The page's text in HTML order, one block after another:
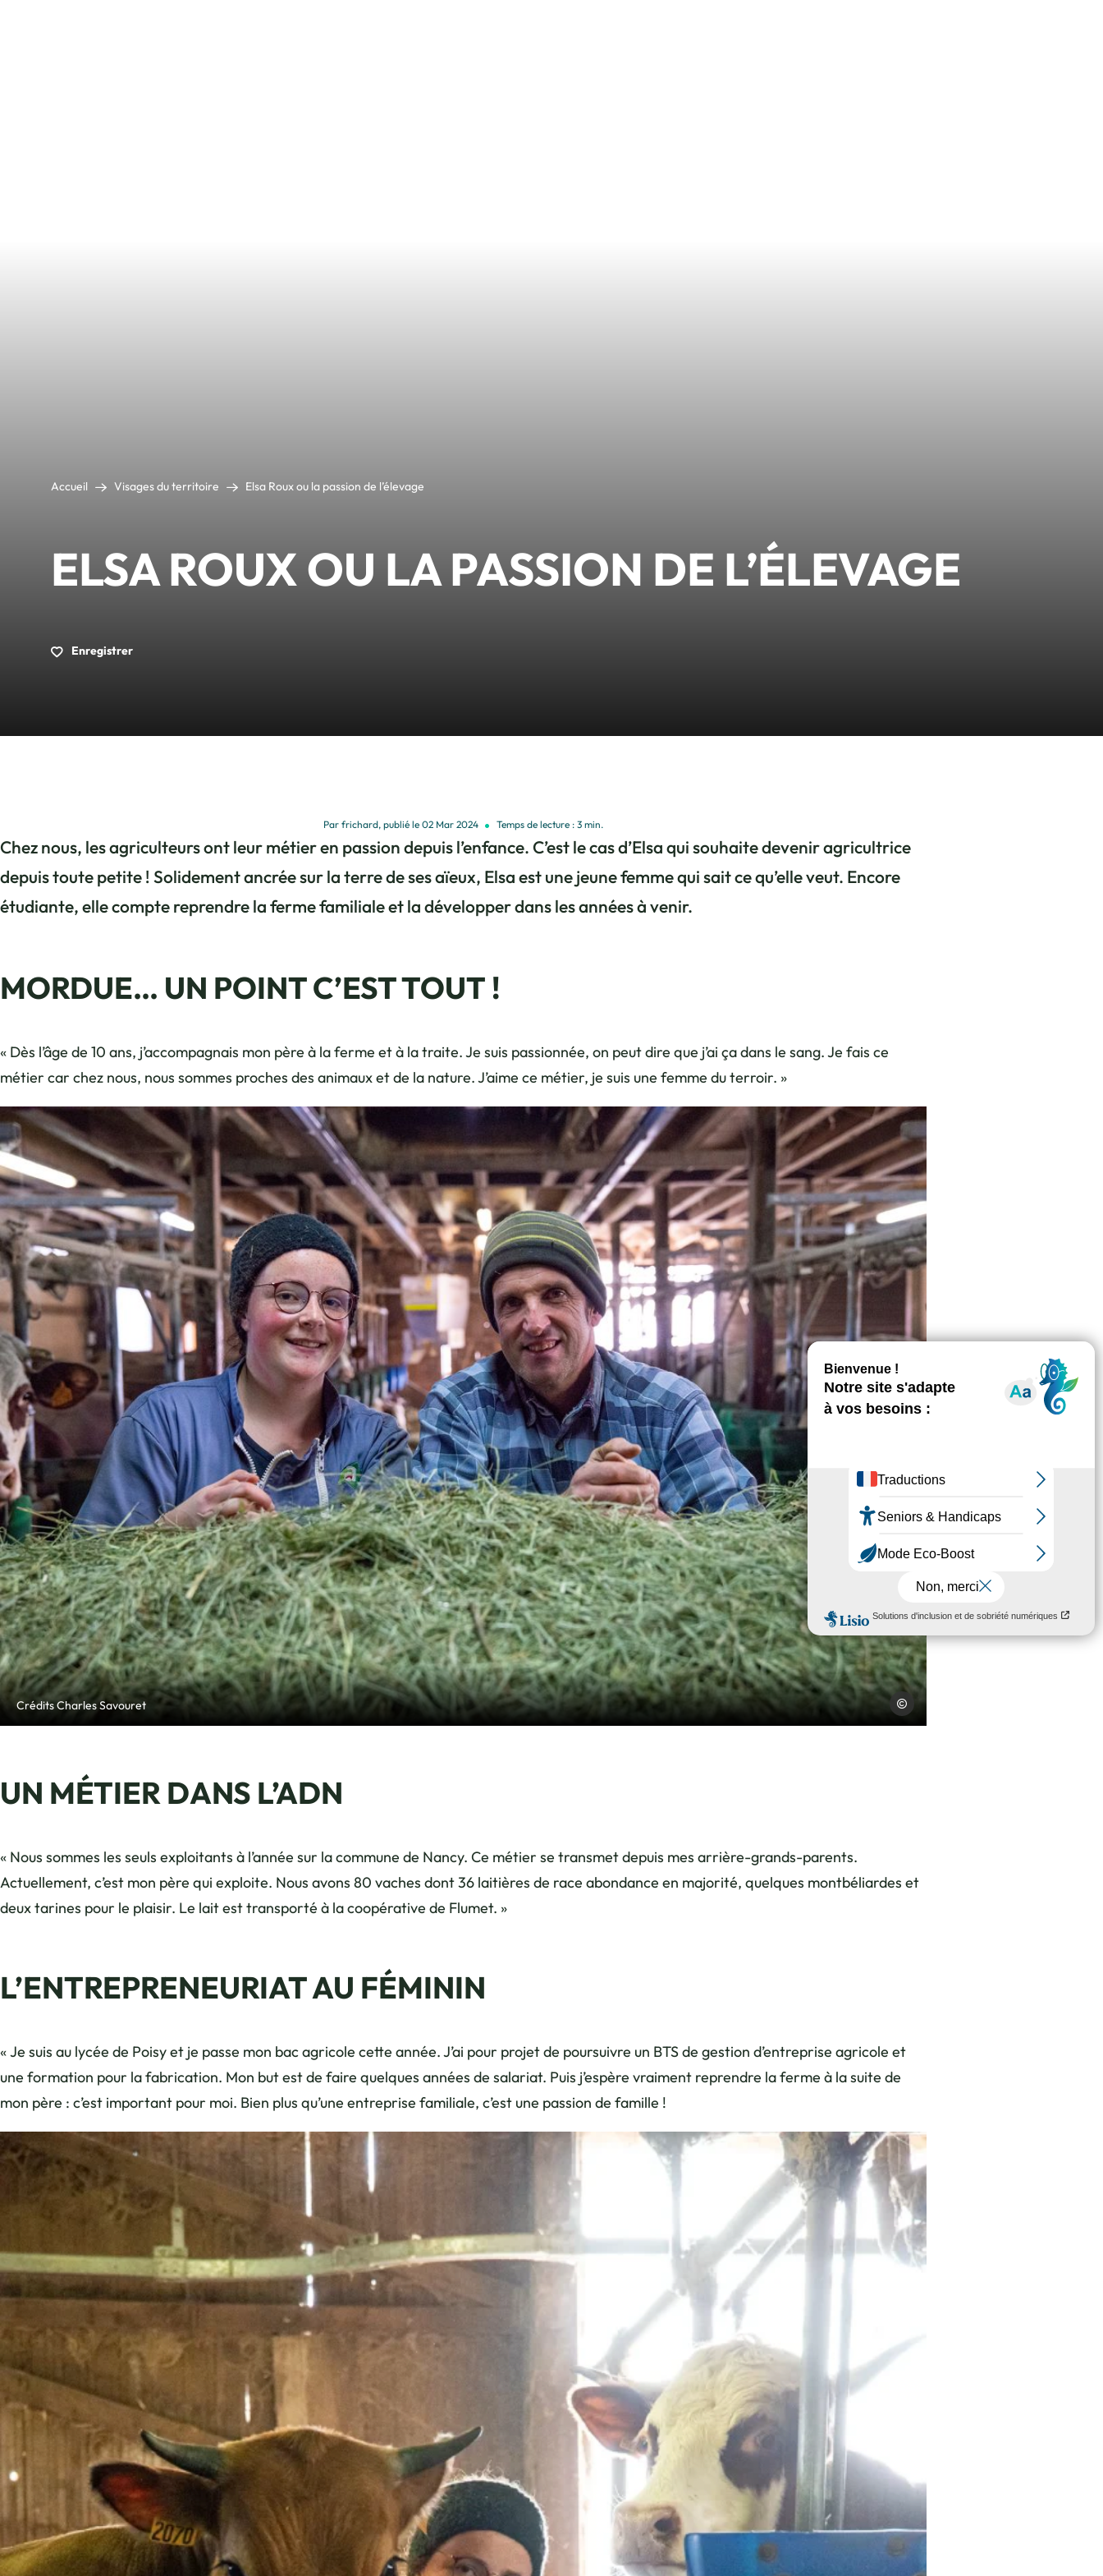
Accueil Visages du territoire Elsa Roux ou la passion de l’élevage
ELSA ROUX OU LA PASSION DE L’ÉLEVAGE
Enregistrer
Par frichard, publié le 02 Mar 2024 Temps de lecture : 3 min.
Chez nous, les agriculteurs ont leur métier en passion depuis l’enfance. C’est le cas d’Elsa qui souhaite devenir agricultrice
depuis toute petite ! Solidement ancrée sur la terre de ses aïeux, Elsa est une jeune femme qui sait ce qu’elle veut. Encore
étudiante, elle compte reprendre la ferme familiale et la développer dans les années à venir.
MORDUE… UN POINT C’EST TOUT !
« Dès l’âge de 10 ans, j’accompagnais mon père à la ferme et à la traite. Je suis passionnée, on peut dire que j’ai ça dans le sang. Je fais ce
métier car chez nous, nous sommes proches des animaux et de la nature. J’aime ce métier, je suis une femme du terroir. »
Crédits Charles SavouretElsa Roux, agriculture, Nancy-sur-Cluses, © Charles Savouret Charles Savouret
UN MÉTIER DANS L’ADN
« Nous sommes les seuls exploitants à l’année sur la commune de Nancy. Ce métier se transmet depuis mes arrière-grands-parents.
Actuellement, c’est mon père qui exploite. Nous avons 80 vaches dont 36 laitières de race abondance en majorité, quelques montbéliardes et
deux tarines pour le plaisir. Le lait est transporté à la coopérative de Flumet. »
L’ENTREPRENEURIAT AU FÉMININ
« Je suis au lycée de Poisy et je passe mon bac agricole cette année. J’ai pour projet de poursuivre un BTS de gestion d’entreprise agricole et
une formation pour la fabrication. Mon but est de faire quelques années de salariat. Puis j’espère vraiment reprendre la ferme à la suite de
mon père : c’est important pour moi. Bien plus qu’une entreprise familiale, c’est une passion de famille !